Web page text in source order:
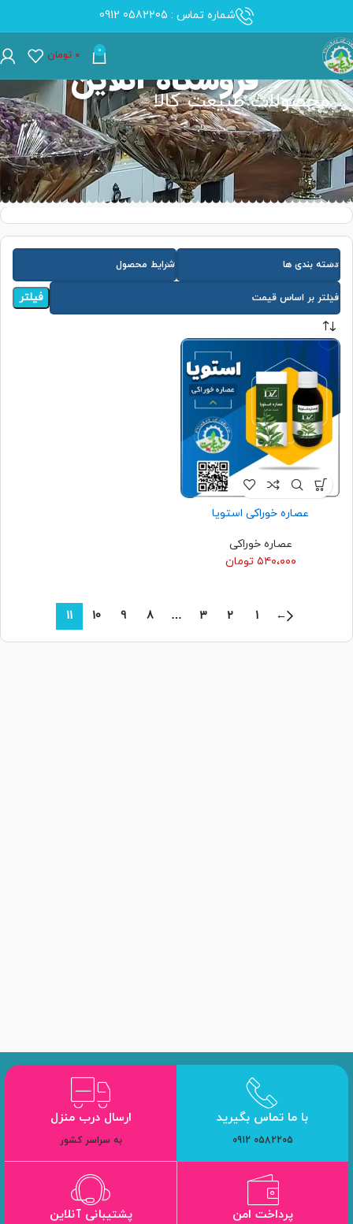
شماره تماس : 0582205 0912
0 ۰ تومانفروشگاه آنلاین
محصولات طبیعت کالا
دسته بندی ها شرایط محصول
فیلتر بر اساس قیمت فیلتر
عصاره خوراکی استویا
عصاره خوراکی
۵۴۰،۰۰۰ تومان
←
1
2
3
…
8
9
10
11
با ما تماس بگیرید
0582205 0912
ارسال درب منزل
به سراسر کشور
پرداخت امن پشتیبانی آنلاین